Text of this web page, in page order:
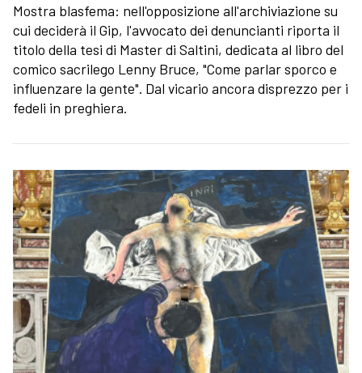
Mostra blasfema: nell'opposizione all'archiviazione su
cui deciderà il Gip, l'avvocato dei denuncianti riporta il
titolo della tesi di Master di Saltini, dedicata al libro del
comico sacrilego Lenny Bruce, "Come parlar sporco e
influenzare la gente". Dal vicario ancora disprezzo per i
fedeli in preghiera.